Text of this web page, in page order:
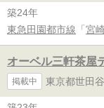
築24年
東急田園都市線 「 宮
オーベル三軒茶屋
掲載中 東京都世田